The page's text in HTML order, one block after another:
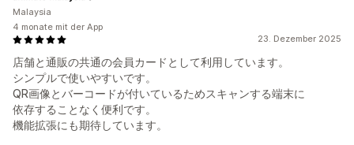
23. Dezember 2025
店舗と通販の共通の会員カードとして利用しています。
シンプルで使いやすいです。
QR画像とバーコードが付いているためスキャンする端末に
依存することなく便利です。
機能拡張にも期待しています。
Malaysia
4 monate mit der App